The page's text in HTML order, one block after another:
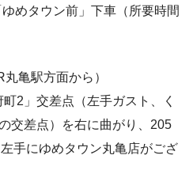
めタウン前」下車（所要時間
亀駅方面から）
2」交差点（左手ガスト、く
交差点）を右に曲がり、205
手にゆめタウン丸亀店がござ